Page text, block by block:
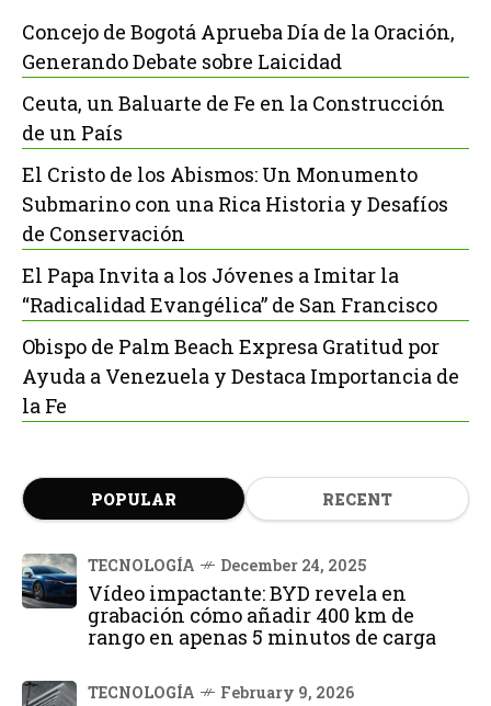
Concejo de Bogotá Aprueba Día de la Oración,
Generando Debate sobre Laicidad
Ceuta, un Baluarte de Fe en la Construcción
de un País
El Cristo de los Abismos: Un Monumento
Submarino con una Rica Historia y Desafíos
de Conservación
El Papa Invita a los Jóvenes a Imitar la
“Radicalidad Evangélica” de San Francisco
Obispo de Palm Beach Expresa Gratitud por
Ayuda a Venezuela y Destaca Importancia de
la Fe
POPULAR RECENT
TECNOLOGÍA December 24, 2025
Vídeo impactante: BYD revela en
grabación cómo añadir 400 km de
rango en apenas 5 minutos de carga
TECNOLOGÍA February 9, 2026